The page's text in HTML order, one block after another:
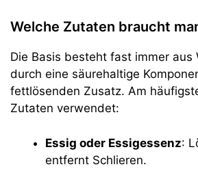
Welche Zutaten braucht
Die Basis besteht fast immer aus
durch eine säurehaltige
fettlösenden Zusatz. Am
Zutaten verwendet:
Essig oder Essigessenz:
entfernt Schlieren.